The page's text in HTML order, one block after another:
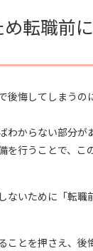
転職前
後悔してしまうの
わからない部分が
を行うことで、こ
ないために「転職
ことを押さえ、後